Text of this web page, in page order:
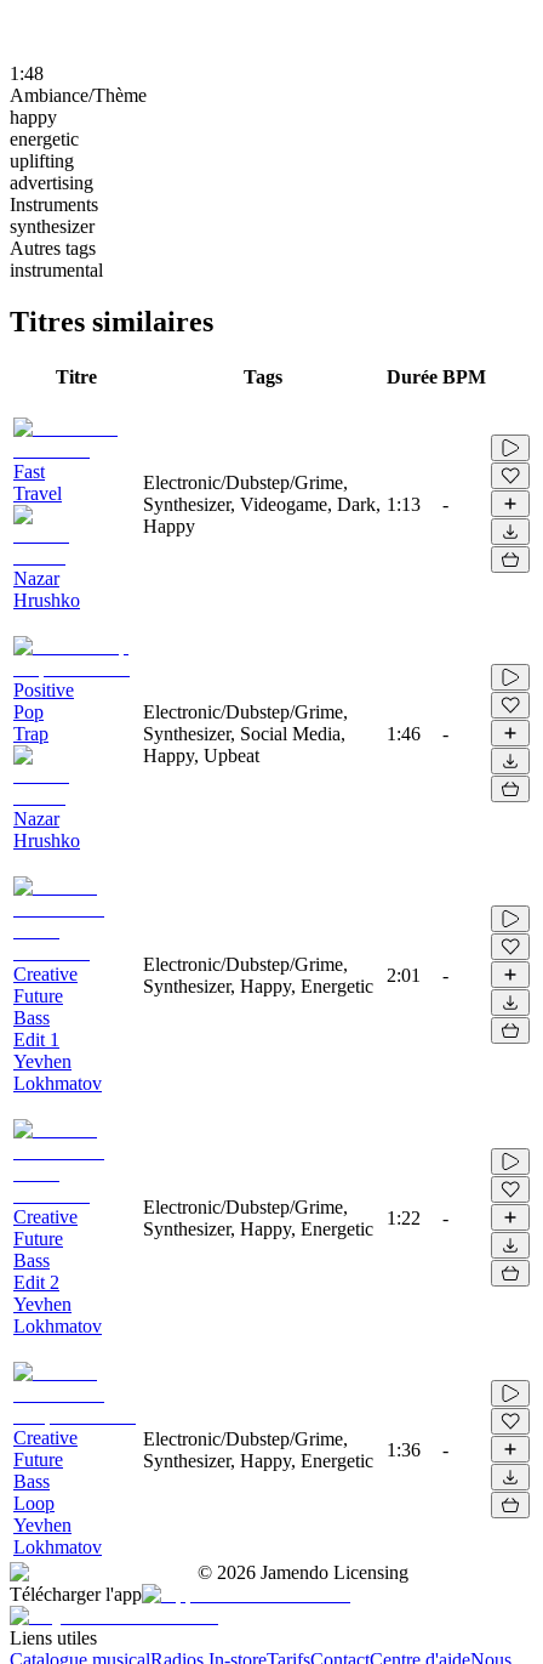
1:48
Ambiance/Thème
happy
energetic
uplifting
advertising
Instruments
synthesizer
Autres tags
instrumental
Titres similaires
Titre Tags Durée BPM
Fast
Travel
Nazar
Hrushko
Electronic/Dubstep/Grime,
Synthesizer, Videogame, Dark,
Happy
1:13 -
Positive
Pop
Trap
Nazar
Hrushko
Electronic/Dubstep/Grime,
Synthesizer, Social Media,
Happy, Upbeat
1:46 -
Creative
Future
Bass
Edit 1
Yevhen
Lokhmatov
Electronic/Dubstep/Grime,
Synthesizer, Happy, Energetic
2:01 -
Creative
Future
Bass
Edit 2
Yevhen
Lokhmatov
Electronic/Dubstep/Grime,
Synthesizer, Happy, Energetic
1:22 -
Creative
Future
Bass
Loop
Yevhen
Lokhmatov
Electronic/Dubstep/Grime,
Synthesizer, Happy, Energetic
1:36 -
© 2026 Jamendo Licensing
Télécharger l'app
Liens utiles
Catalogue musicalRadios In-storeTarifsContactCentre d'aideNous